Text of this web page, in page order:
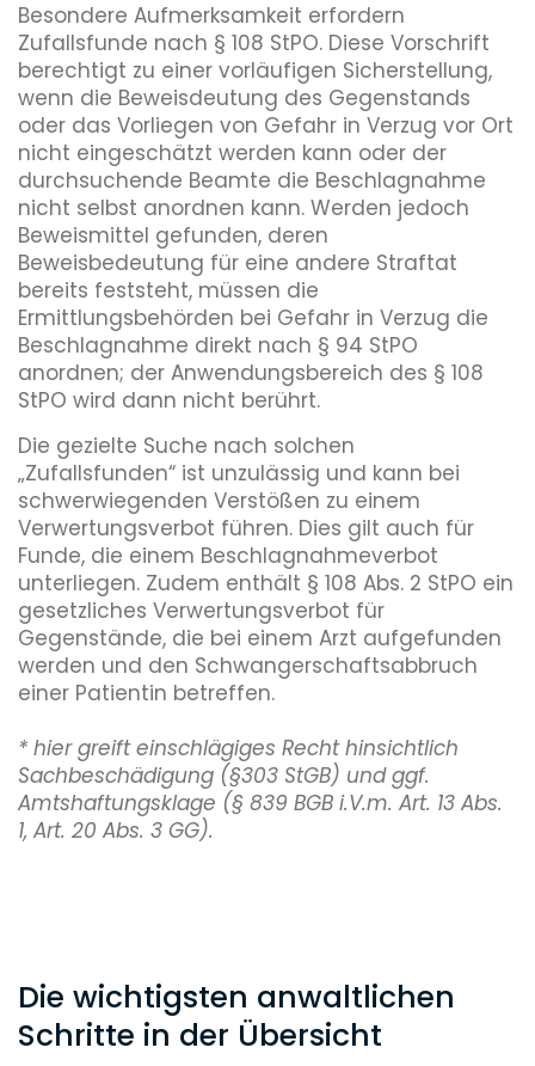
Besondere Aufmerksamkeit erfordern
Zufallsfunde nach § 108 StPO. Diese Vorschrift
berechtigt zu einer vorläufigen Sicherstellung,
wenn die Beweisdeutung des Gegenstands
oder das Vorliegen von Gefahr in Verzug vor Ort
nicht eingeschätzt werden kann oder der
durchsuchende Beamte die Beschlagnahme
nicht selbst anordnen kann. Werden jedoch
Beweismittel gefunden, deren
Beweisbedeutung für eine andere Straftat
bereits feststeht, müssen die
Ermittlungsbehörden bei Gefahr in Verzug die
Beschlagnahme direkt nach § 94 StPO
anordnen; der Anwendungsbereich des § 108
StPO wird dann nicht berührt.
Die gezielte Suche nach solchen
„Zufallsfunden“ ist unzulässig und kann bei
schwerwiegenden Verstößen zu einem
Verwertungsverbot führen. Dies gilt auch für
Funde, die einem Beschlagnahmeverbot
unterliegen. Zudem enthält § 108 Abs. 2 StPO ein
gesetzliches Verwertungsverbot für
Gegenstände, die bei einem Arzt aufgefunden
werden und den Schwangerschaftsabbruch
einer Patientin betreffen.
* hier greift einschlägiges Recht hinsichtlich
Sachbeschädigung (§303 StGB) und ggf.
Amtshaftungsklage (§ 839 BGB i.V.m. Art. 13 Abs.
1, Art. 20 Abs. 3 GG).
Die wichtigsten anwaltlichen
Schritte in der Übersicht